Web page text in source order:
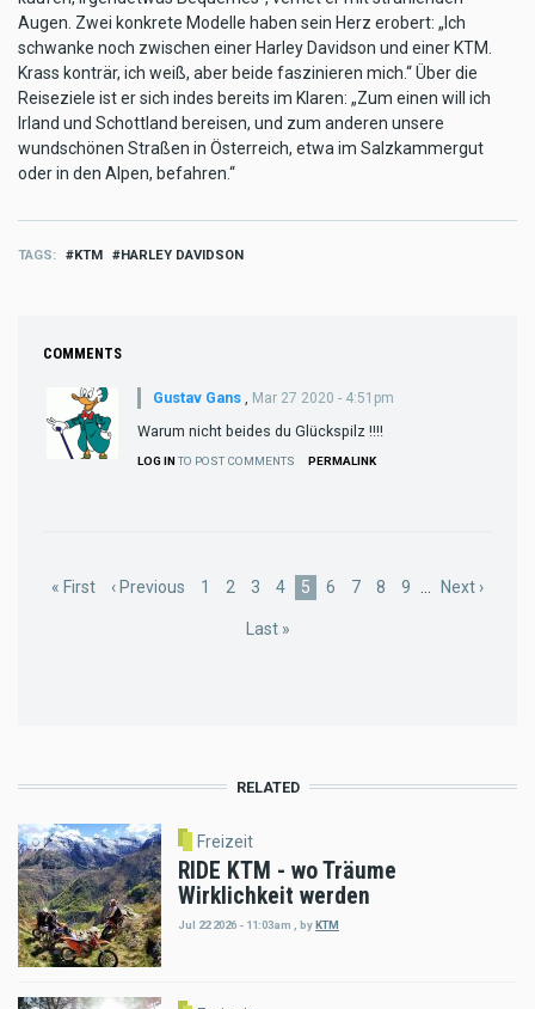
Augen. Zwei konkrete Modelle haben sein Herz erobert: „Ich
schwanke noch zwischen einer Harley Davidson und einer KTM.
Krass konträr, ich weiß, aber beide faszinieren mich.“ Über die
Reiseziele ist er sich indes bereits im Klaren: „Zum einen will ich
Irland und Schottland bereisen, und zum anderen unsere
wundschönen Straßen in Österreich, etwa im Salzkammergut
oder in den Alpen, befahren.“
TAGS KTM HARLEY DAVIDSON
COMMENTS
Gustav Gans Mar 27 2020 - 4:51pm
Warum nicht beides du Glückspilz !!!!
LOG IN TO POST COMMENTS PERMALINK
First
« First
Previous
‹ Previous Page
1 Page
2 Page
3 Page
4
Current
5 Page
6 Page
7 Page
8 Page
9 …
Next
Next ›
Last
Last »
RELATED
Freizeit
RIDE KTM - wo Träume
Wirklichkeit werden
Jul 22 2026 - 11:03am , byKTM